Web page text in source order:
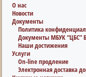
О нас
Новости
Документы
Политика
Документы МБУК “ЦБС”
Наши достижения
Услуги
On-line продление
Электронная доставка